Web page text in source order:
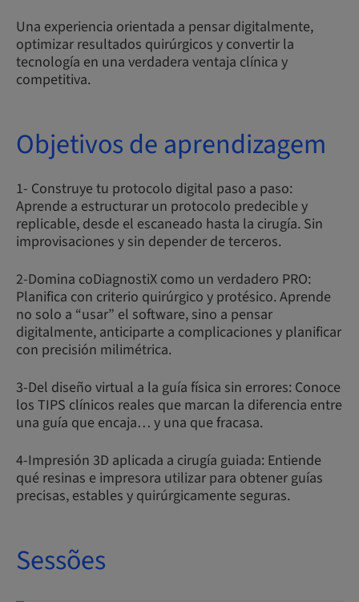
Una experiencia orientada a pensar digitalmente,
optimizar resultados quirúrgicos y convertir la
tecnología en una verdadera ventaja clínica y
competitiva.
Objetivos de aprendizagem
1- Construye tu protocolo digital paso a paso:
Aprende a estructurar un protocolo predecible y
replicable, desde el escaneado hasta la cirugía. Sin
improvisaciones y sin depender de terceros.
2-Domina coDiagnostiX como un verdadero PRO:
Planifica con criterio quirúrgico y protésico. Aprende
no solo a “usar” el software, sino a pensar
digitalmente, anticiparte a complicaciones y planificar
con precisión milimétrica.
3-Del diseño virtual a la guía física sin errores: Conoce
los TIPS clínicos reales que marcan la diferencia entre
una guía que encaja… y una que fracasa.
4-Impresión 3D aplicada a cirugía guiada: Entiende
qué resinas e impresora utilizar para obtener guías
precisas, estables y quirúrgicamente seguras.
Sessões